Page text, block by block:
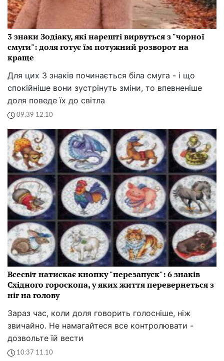
3 знаки Зодіаку, які нарешті вирвуться з "чорної
смуги": доля готує їм потужний розворот на
краще
Для цих 3 знаків починається біла смуга - і що
спокійніше вони зустрінуть зміни, то впевненіше
доля поведе їх до світла
09:39 12.10
Всесвіт натискає кнопку "перезапуск": 6 знаків
Східного гороскопа, у яких життя перевернеться з
ніг на голову
Зараз час, коли доля говорить голосніше, ніж
звичайно. Не намагайтеся все контролювати -
дозвольте їй вести
10:37 11.10